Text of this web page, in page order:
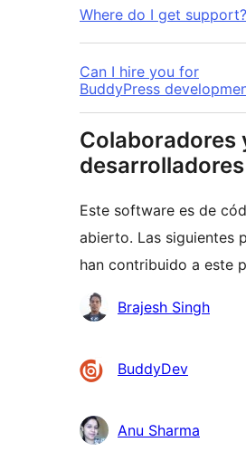
Where do I get support?
Can I hire you for
BuddyPress
Colaboradores
desarrolladores
Este software es de
abierto. Las siguientes
han contribuido a este
Colaboradores
Brajesh Singh
BuddyDev
Anu Sharma